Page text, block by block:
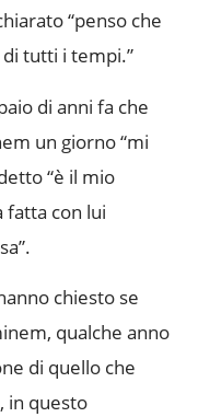
“penso che
tutti i tempi.”
di anni fa che
un giorno “mi
“è il mio
fatta con lui
chiesto se
qualche anno
di quello che
in questo